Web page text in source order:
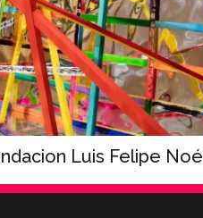
Luis Felipe Noé